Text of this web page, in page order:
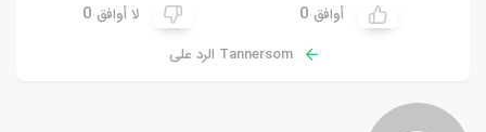
أوافق 0 لا أوافق 0
Tannersom الرد على